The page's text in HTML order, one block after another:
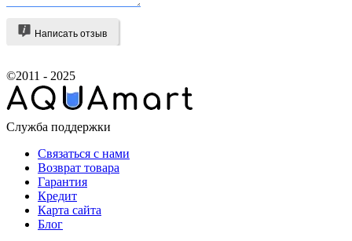
Написать отзыв
©2011 - 2025
Служба поддержки
Связаться с нами
Возврат товара
Гарантия
Кредит
Карта сайта
Блог